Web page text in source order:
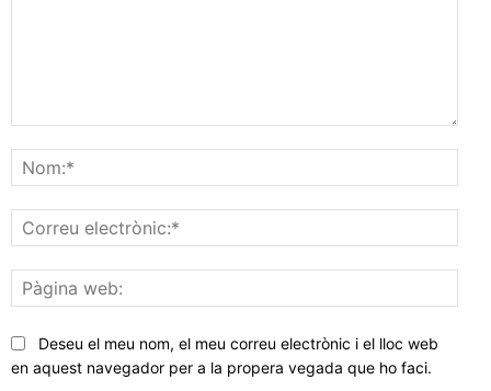
web:
Deseu el meu nom, el meu correu electrònic i el lloc web
en aquest navegador per a la propera vegada que ho faci.